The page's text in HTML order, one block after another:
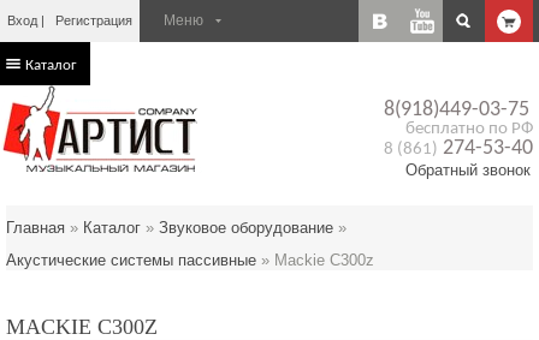
Вход Регистрация
8(918)449-03-75
бесплатно по РФ
8 (861) 274-53-40
Обратный звонок
Каталог
Главная » Каталог » Звуковое оборудование »
Акустические системы пассивные » Mackie C300z
MACKIE C300Z